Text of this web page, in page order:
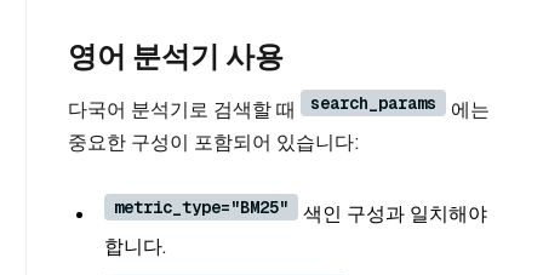
영어 분석기 사용
다국어 분석기로 검색할 때 search_params
에는
중요한 구성이 포함되어 있습니다:
metric_type="BM25"
색인 구성과 일치해야
합니다.